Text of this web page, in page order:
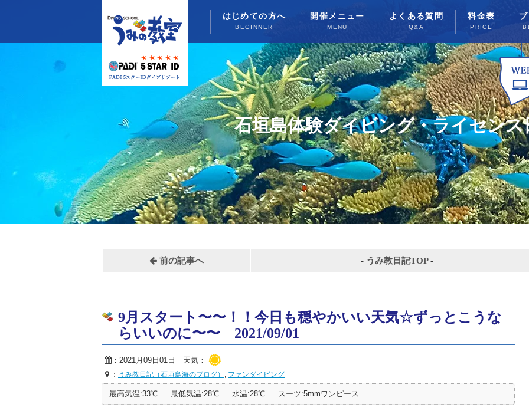
はじめての方へ
BEGINNER
開催メニュー
MENU
よくある質問
Q&A
料金表
PRICE
石垣島体験ダイビング・ライセンス
前の記事へ - うみ教日記TOP-
9月スタート〜〜！！今日も穏やかいい天気☆ずっとこうな
らいいのに〜〜 2021/09/01
：2021月09日01日 天気：
： うみ教日記（石垣島海のブログ） , ファンダイビング
最高気温:33℃ 最低気温:28℃ 水温:28℃ スーツ:5mmワンピース